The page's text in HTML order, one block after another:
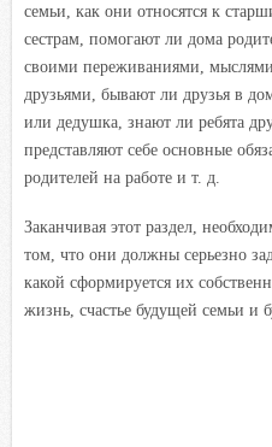
семьи, как они относятся к
сестрам, помогают ли дома
своими переживаниями,
друзьями, бывают ли друзья в
или дедушка, знают ли ребята
представляют себе основные
родителей на работе и т. д.
Заканчивая этот раздел,
том, что они должны серьезно
какой сформируется их
жизнь, счастье будущей семьи и